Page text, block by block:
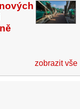
zobrazit vše